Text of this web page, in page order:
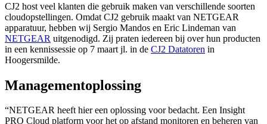
CJ2 host veel klanten die gebruik maken van verschillende soorten
cloudopstellingen. Omdat CJ2 gebruik maakt van NETGEAR
apparatuur, hebben wij Sergio Mandos en Eric Lindeman van
NETGEAR uitgenodigd. Zij praten iedereen bij over hun producten
in een kennissessie op 7 maart jl. in de CJ2 Datatoren in
Hoogersmilde.
Managementoplossing
“NETGEAR heeft hier een oplossing voor bedacht. Een Insight
PRO Cloud platform voor het op afstand monitoren en beheren van